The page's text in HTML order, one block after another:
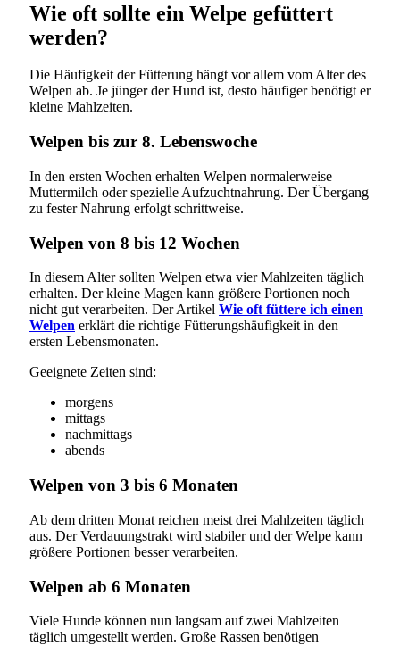
Wie oft sollte ein Welpe gefüttert
werden?
Die Häufigkeit der Fütterung hängt vor allem vom Alter des
Welpen ab. Je jünger der Hund ist, desto häufiger benötigt er
kleine Mahlzeiten.
Welpen bis zur 8. Lebenswoche
In den ersten Wochen erhalten Welpen normalerweise
Muttermilch oder spezielle Aufzuchtnahrung. Der Übergang
zu fester Nahrung erfolgt schrittweise.
Welpen von 8 bis 12 Wochen
In diesem Alter sollten Welpen etwa vier Mahlzeiten täglich
erhalten. Der kleine Magen kann größere Portionen noch
nicht gut verarbeiten. Der Artikel Wie oft füttere ich einen
Welpen erklärt die richtige Fütterungshäufigkeit in den
ersten Lebensmonaten.
Geeignete Zeiten sind:
morgens
mittags
nachmittags
abends
Welpen von 3 bis 6 Monaten
Ab dem dritten Monat reichen meist drei Mahlzeiten täglich
aus. Der Verdauungstrakt wird stabiler und der Welpe kann
größere Portionen besser verarbeiten.
Welpen ab 6 Monaten
Viele Hunde können nun langsam auf zwei Mahlzeiten
täglich umgestellt werden. Große Rassen benötigen